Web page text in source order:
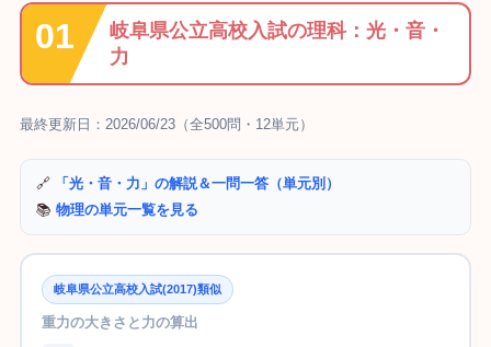
岐阜県公立高校入試の理科：光・音・
力
最終更新日：2026/06/23（全500問・12単元）
🔗
「光・音・力」の解説＆一問一答（単元別）
📚 物理の単元一覧を見る
岐阜県公立高校入試(2017)類似
重力の大きさと力の算出